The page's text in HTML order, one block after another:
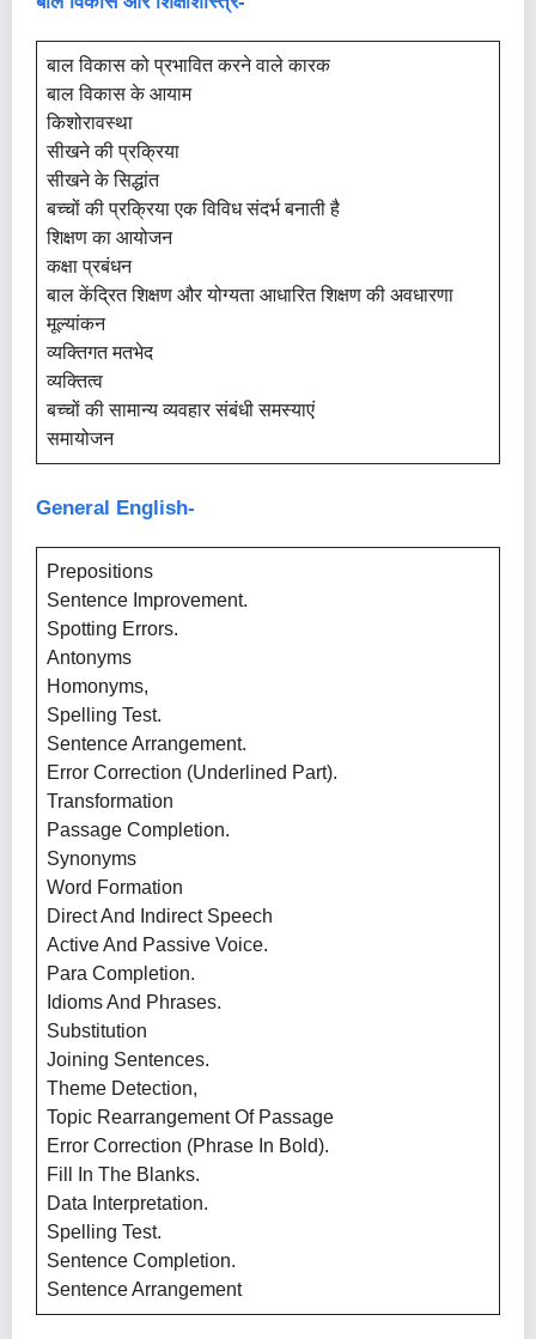
बाल विकास को प्रभावित करने वाले कारक
बाल विकास के आयाम
किशोरावस्था
सीखने की प्रक्रिया
सीखने के सिद्धांत
बच्चों की प्रक्रिया एक विविध संदर्भ बनाती है
शिक्षण का आयोजन
कक्षा प्रबंधन
बाल केंद्रित शिक्षण और योग्यता आधारित शिक्षण की अवधारणा
मूल्यांकन
व्यक्तिगत मतभेद
व्यक्तित्व
बच्चों की सामान्य व्यवहार संबंधी समस्याएं
समायोजन
General English-
Prepositions
Sentence Improvement.
Spotting Errors.
Antonyms
Homonyms,
Spelling Test.
Sentence Arrangement.
Error Correction (Underlined Part).
Transformation
Passage Completion.
Synonyms
Word Formation
Direct And Indirect Speech
Active And Passive Voice.
Para Completion.
Idioms And Phrases.
Substitution
Joining Sentences.
Theme Detection,
Topic Rearrangement Of Passage
Error Correction (Phrase In Bold).
Fill In The Blanks.
Data Interpretation.
Spelling Test.
Sentence Completion.
Sentence Arrangement